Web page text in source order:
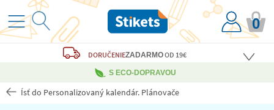
0
DORUČENIEZADARMOOD 19€
S ECO-DOPRAVOU
Ísť do Personalizovaný kalendár. Plánovače